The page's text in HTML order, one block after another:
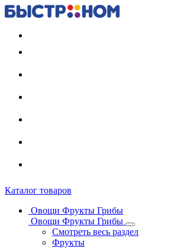
Каталог товаров
Овощи Фрукты Грибы
Овощи Фрукты Грибы
Смотреть весь раздел
Фрукты